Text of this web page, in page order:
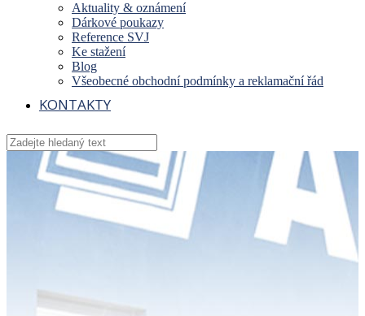
Aktuality & oznámení
Dárkové poukazy
Reference SVJ
Ke stažení
Blog
Všeobecné obchodní podmínky a reklamační řád
KONTAKTY